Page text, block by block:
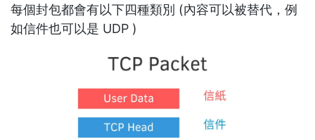
每個封包都會有以下四種類別 (內容可以被替代，例
如信件也可以是 UDP )